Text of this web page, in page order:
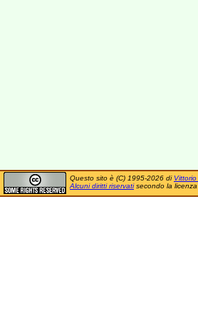
Questo sito è (C) 1995-2026 di
Alcuni diritti riservatisecondo la licenza